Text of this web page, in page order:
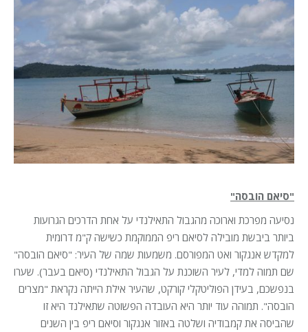
"סיאם הובסה"
נסיעה מפרכת וארוכה מהגבול התאילנדי על אחת הדרכים הגרועות
ביותר ביבשת מובילה לסיאם ריפ הממוקמת כשישה ק"מ דרומית
למקדש אנגקור ואט המפורסם. משמעות שמה של העיר: "סיאם הובסה"
שם תמוה למדי, לעיר השוכנת על הגבול התאילנדי (סיאם בעבר). שערו
בנפשכם, בעידן הפוליטקלי קורקט, שהעיר אילת הייתה נקראת "מצרים
הובסה". תמוהה עוד יותר היא העובדה הפשוטה שתאילנד היא זו
שהביסה את קמבודיה ושלטה באזור אנגקור וסיאם ריפ בין השנים